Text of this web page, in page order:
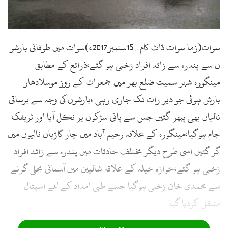
سوات(زما سوات ڈاٹ کام۔15ستمبر2017ء)سوات میں طوفانی بارشو
ں سے پندرہ سے زائد افراد زخمی ہو گئے،ذرائع کے مطابق
مینگورہ شہر سمیت ضلع بھر میں جمعرات کے روز موسلادھار
بارش ہوئی جو دیر رات تک جاری رہی ،بارشوں کی وجہ سے برساتی
نالیاں بھی پبھر گئیں جس سے پانی سڑکوں پر نکل آیا اور ٹریفک
جام ہوگیا،مینگورہ کے علاقہ رحیم آباد میں چار گاڑیاں نالیوں میں
گر گئیں اسی طرح دیگر مختلف حادثات میں پندرہ سے زائد افراد
زخمی ہو گئے،خوازہ خیلہ کے علاقہ شالپین میں آسمانی بجلی گرنے
سے محمدی خان زخمی ہوگیا جسے طبی امداد کے لئے اسپتال
منتقل کردیا گیا۔